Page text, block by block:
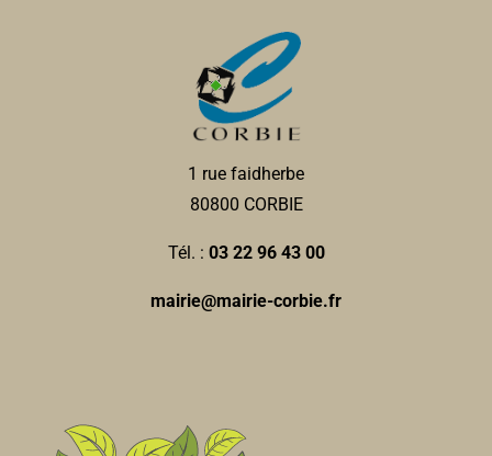
1 rue faidherbe
80800 CORBIE
Tél. : 03 22 96 43 00
mairie@mairie-corbie.fr